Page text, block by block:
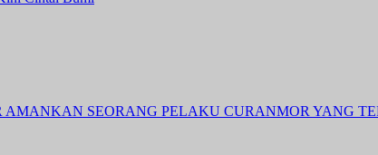
AMANKAN SEORANG PELAKU CURANMOR YANG